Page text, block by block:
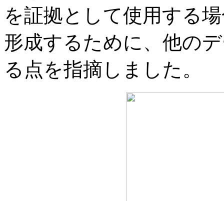
を証拠として使用する
形成するために、他の
る点を指摘しました。